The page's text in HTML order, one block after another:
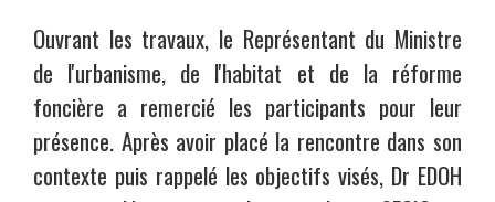
Ouvrant les travaux, le Représentant du Ministre
de l'urbanisme, de l'habitat et de la réforme
foncière a remercié les participants pour leur
présence. Après avoir placé la rencontre dans son
contexte puis rappelé les objectifs visés, Dr EDOH